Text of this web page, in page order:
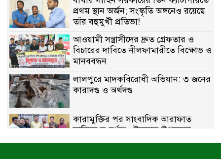
প্রথম স্থান অর্জন; সংস্কৃতি অঙ্গনেও রয়েছে
তাঁর বহুমুখী প্রতিভা!
আওয়ামী সন্ত্রাসীদের দ্রুত গ্রেফতার ও
বিচারের দাবিতে নীলফামারীতে বিক্ষোভ ও
মানববন্ধন
লালপুরে মাদকবিরোধী অভিযান: ৩ জনের
কারাদণ্ড ও অর্থদণ্ড
কারামুক্তির পর সাংবাদিক আরাফাত
সানিকে সংবর্ধনা, টেকনাফ উপজেলা
প্রেসক্লাবের ফুলেল শুভেচ্ছা